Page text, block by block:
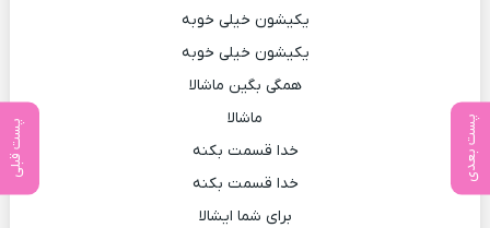
پست بعدی پست قبلی
یکیشون خیلی خوبه
یکیشون خیلی خوبه
همگی بگین ماشالا
ماشالا
خدا قسمت بکنه
خدا قسمت بکنه
برای شما ایشالا